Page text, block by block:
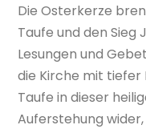
Die Osterkerze
Taufe und den Sieg
Lesungen und
die Kirche mit tiefer
Taufe in dieser
Auferstehung